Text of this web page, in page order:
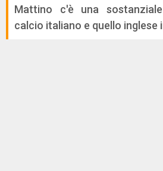
Mattino c'è una
calcio italiano e quello inglese